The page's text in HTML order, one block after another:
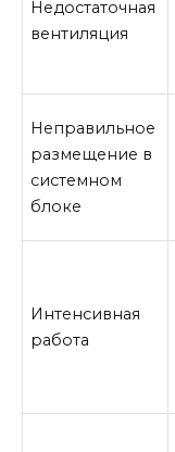
Недостаточная
вентиляция
Неправильное
размещение в
системном
блоке
Интенсивная
работа